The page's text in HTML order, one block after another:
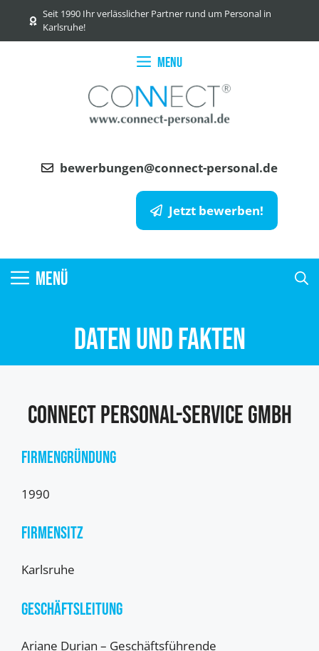
Inhalt
springen
Seit 1990 Ihr verlässlicher Partner rund um Personal in
Karlsruhe!
Menu
bewerbungen@connect-personal.de
Jetzt bewerben!
MENÜ
Daten und Fakten
CONNECT Personal-Service GmbH
Firmengründung
1990
Firmensitz
Karlsruhe
Geschäftsleitung
Ariane Durian – Geschäftsführende